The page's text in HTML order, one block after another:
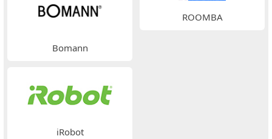
Bomann
ROOMBA
iRobot